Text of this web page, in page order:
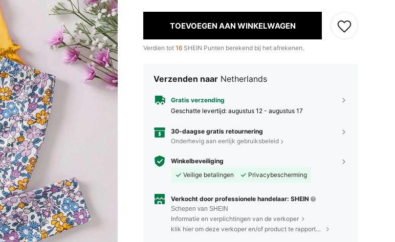
TOEVOEGEN AAN WINKELWAGEN
Verdien tot 16 SHEIN Punten berekend bij het afrekenen.
Verzenden naar Netherlands
Gratis verzending
Geschatte levertijd: augustus 12 - augustus 17
30-daagse gratis retournering
Onderhevig aan eerlijk gebruiksbeleid
Winkelbeveiliging
Veilige betalingen
Privacybescherming
Verkocht door professionele handelaar: SHEIN
Schepen van SHEIN
Informatie en verplichtingen van de verkoper
klik hier om deze verkoper en/of product te rapporteren.